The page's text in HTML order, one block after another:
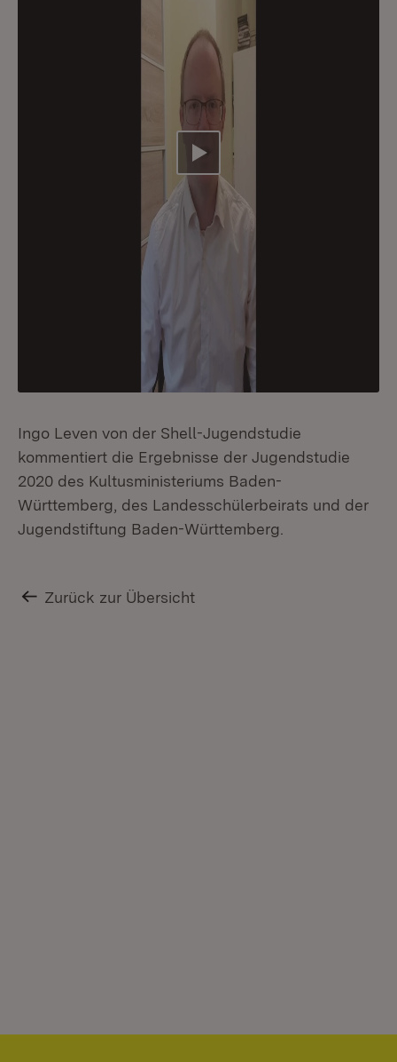
Video abspielen
Ingo Leven von der Shell-Jugendstudie
kommentiert die Ergebnisse der Jugendstudie
2020 des Kultusministeriums Baden-
Württemberg, des Landesschülerbeirats und der
Jugendstiftung Baden-Württemberg.
Zurück zur Übersicht